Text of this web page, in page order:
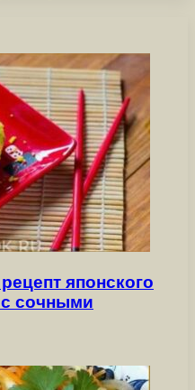
японского
с сочными